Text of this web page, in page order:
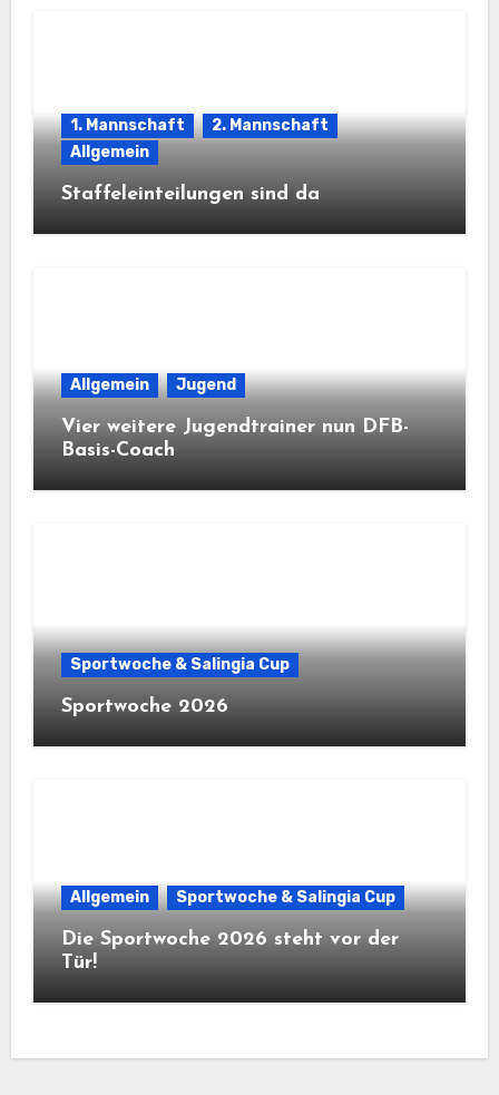
1. Mannschaft
2. Mannschaft
Allgemein
Staffeleinteilungen sind da
Allgemein Jugend
Vier weitere Jugendtrainer nun DFB-
Basis-Coach
Sportwoche & Salingia Cup
Sportwoche 2026
Allgemein Sportwoche & Salingia Cup
Die Sportwoche 2026 steht vor der
Tür!